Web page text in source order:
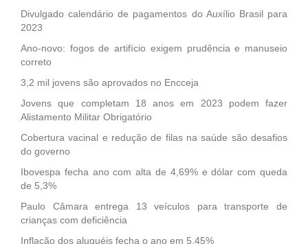
Divulgado calendário de pagamentos do Auxílio Brasil para
2023
Ano-novo: fogos de artifício exigem prudência e manuseio
correto
3,2 mil jovens são aprovados no Encceja
Jovens que completam 18 anos em 2023 podem fazer
Alistamento Militar Obrigatório
Cobertura vacinal e redução de filas na saúde são desafios
do governo
Ibovespa fecha ano com alta de 4,69% e dólar com queda
de 5,3%
Paulo Câmara entrega 13 veículos para transporte de
crianças com deficiência
Inflação dos aluguéis fecha o ano em 5,45%